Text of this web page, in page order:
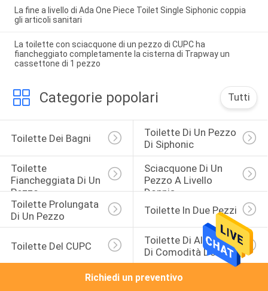
La fine a livello di Ada One Piece Toilet Single Siphonic coppia
gli articoli sanitari
La toilette con sciacquone di un pezzo di CUPC ha
fiancheggiato completamente la cisterna di Trapway un
cassettone di 1 pezzo
Categorie popolari Tutti
Toilette Dei Bagni
Toilette Di Un Pezzo
Di Siphonic
Toilette
Fiancheggiata Di Un
Pezzo
Sciacquone Di Un
Pezzo A Livello
Doppia
Toilette Prolungata
Di Un Pezzo
Toilette In Due Pezzi
Toilette Del CUPC
Toilette Di Altezza
Di Comodità Del Ada
Richiedi un preventivo